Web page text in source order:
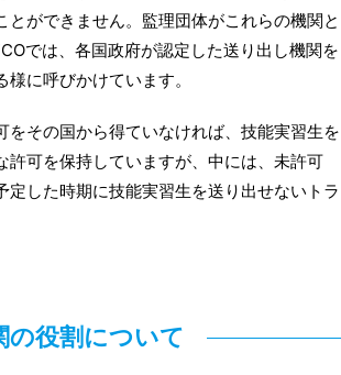
ができません。監理団体がこれらの機関と
では、各国政府が認定した送り出し機関を
に呼びかけています。
その国から得ていなければ、技能実習生を
可を保持していますが、中には、未許可
した時期に技能実習生を送り出せないトラ
の役割について